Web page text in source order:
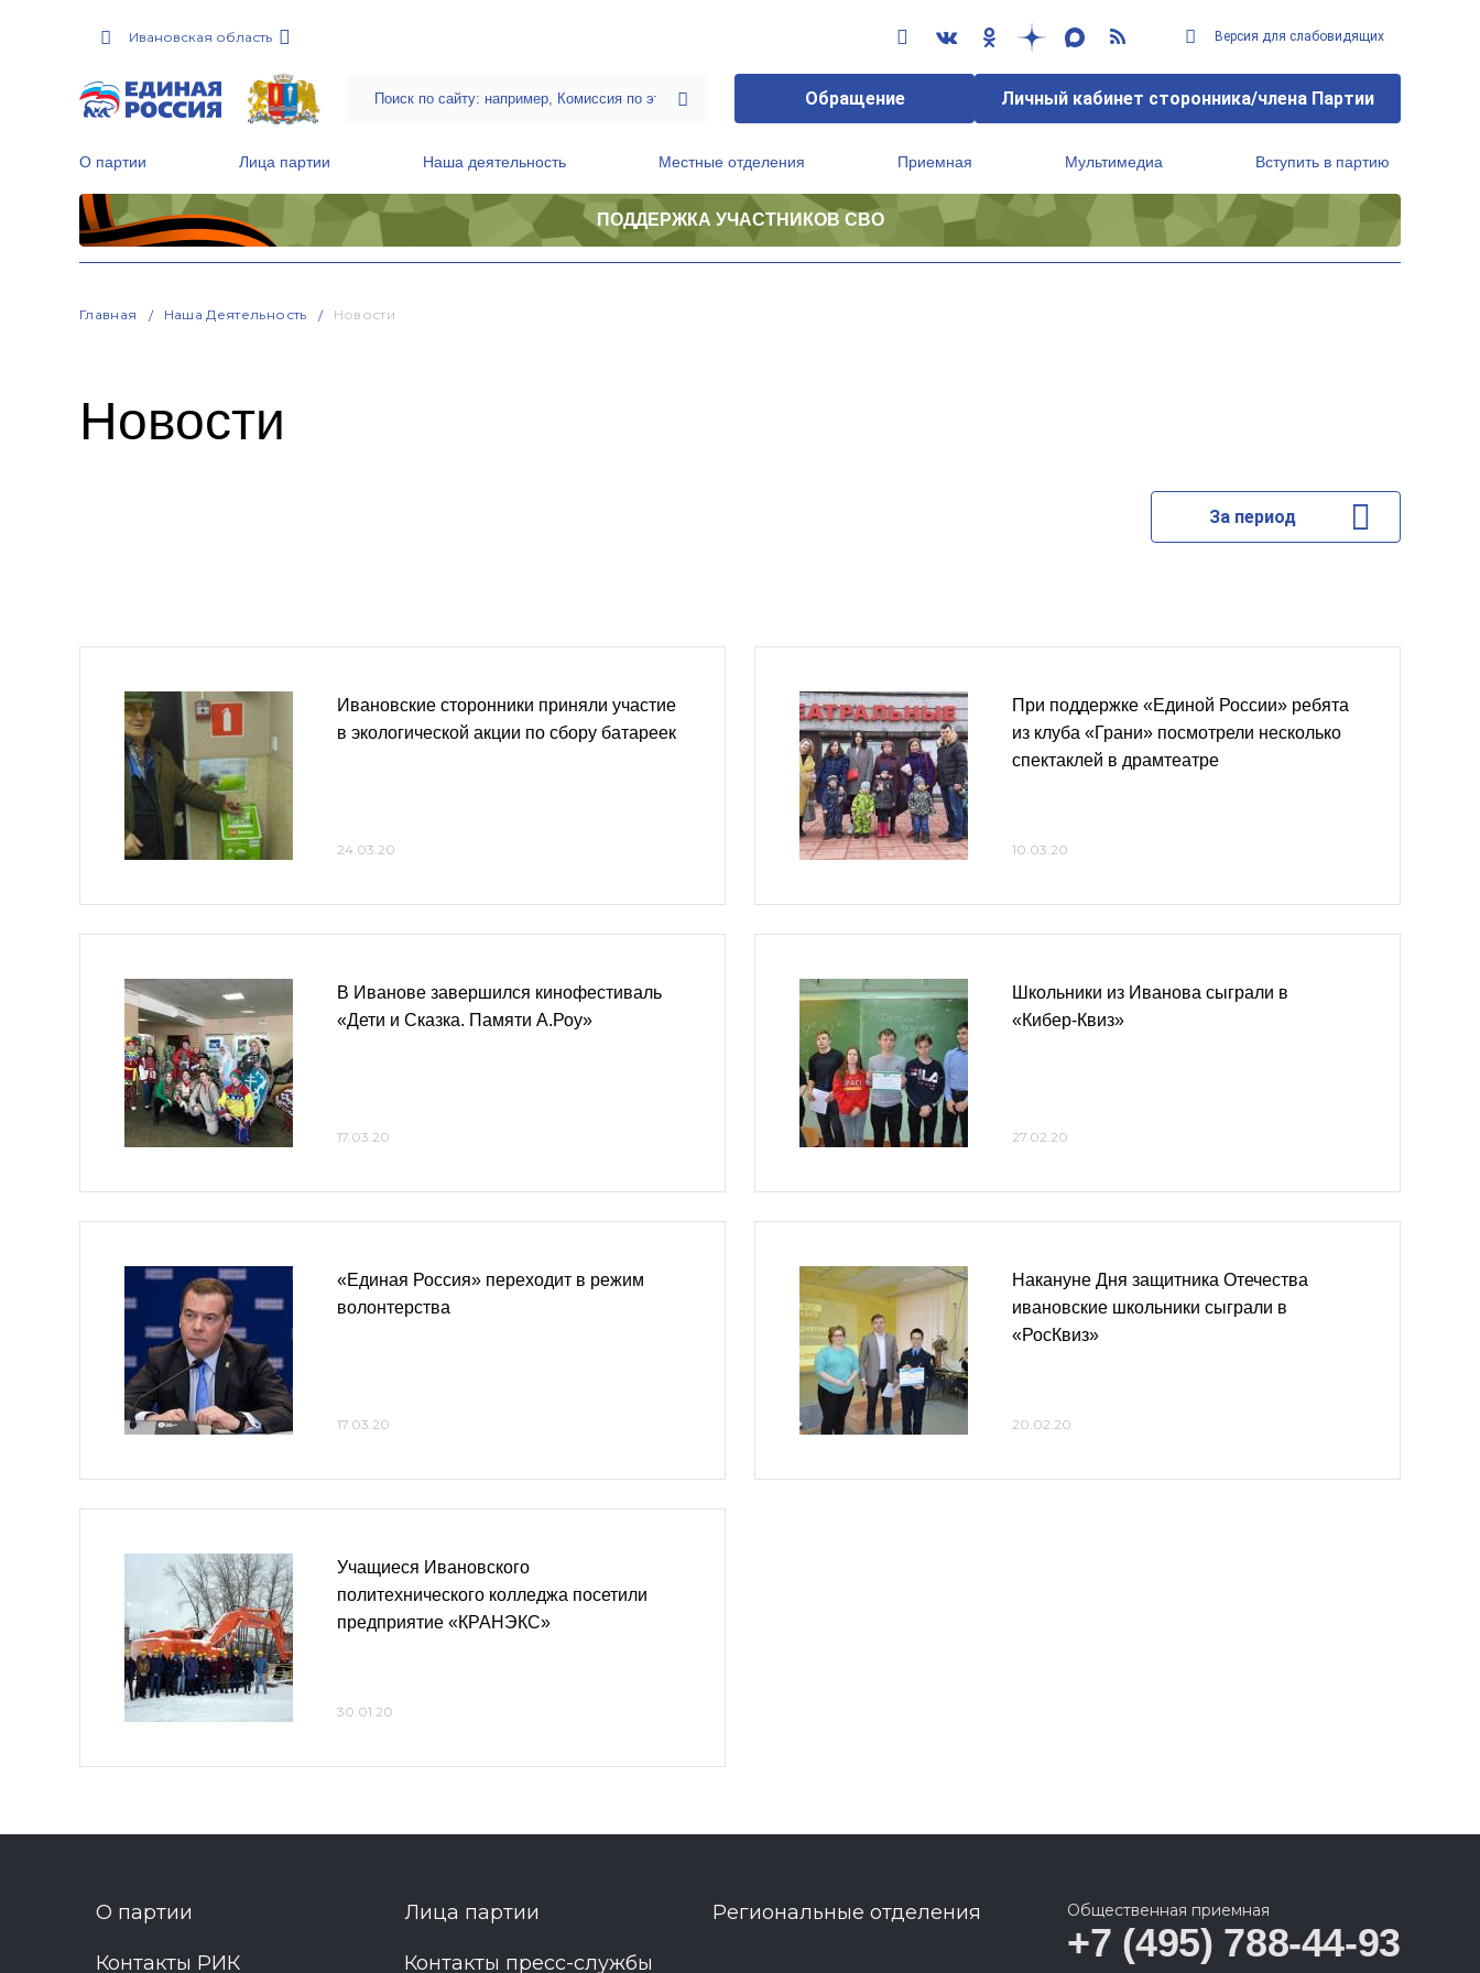
Ивановская область Версия для слабовидящих
Обращение Личный кабинет сторонника/члена Партии
О партии Лица партии Наша деятельность Местные отделения Приемная Мультимедиа Вступить в партию
ПОДДЕРЖКА УЧАСТНИКОВ СВО
Главная Наша Деятельность Новости
Новости
За период
Ивановские сторонники приняли участие
в экологической акции по сбору батареек
24.03.20
В Иванове завершился кинофестиваль
«Дети и Сказка. Памяти А.Роу»
17.03.20
«Единая Россия» переходит в режим
волонтерства
17.03.20
При поддержке «Единой России» ребята
из клуба «Грани» посмотрели несколько
спектаклей в драмтеатре
10.03.20
Школьники из Иванова сыграли в
«Кибер-Квиз»
27.02.20
Накануне Дня защитника Отечества
ивановские школьники сыграли в
«РосКвиз»
20.02.20
Учащиеся Ивановского
политехнического колледжа посетили
предприятие «КРАНЭКС»
30.01.20
О партии Лица партии Региональные отделения
Контакты РИК Контакты пресс-службы
Общественная приемная
+7 (495) 788-44-93